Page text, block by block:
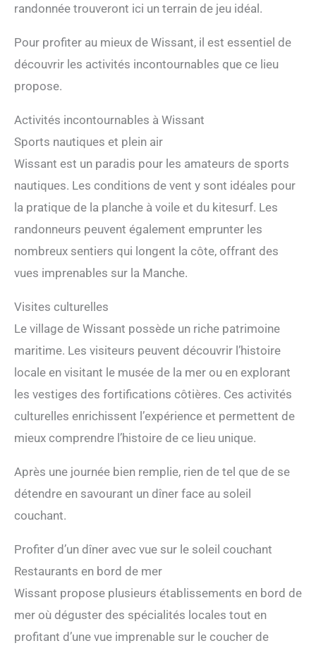
randonnée trouveront ici un terrain de jeu idéal.
Pour profiter au mieux de Wissant, il est essentiel de
découvrir les activités incontournables que ce lieu
propose.
Activités incontournables à Wissant
Sports nautiques et plein air
Wissant est un paradis pour les amateurs de sports
nautiques. Les conditions de vent y sont idéales pour
la pratique de la planche à voile et du kitesurf. Les
randonneurs peuvent également emprunter les
nombreux sentiers qui longent la côte, offrant des
vues imprenables sur la Manche.
Visites culturelles
Le village de Wissant possède un riche patrimoine
maritime. Les visiteurs peuvent découvrir l’histoire
locale en visitant le musée de la mer ou en explorant
les vestiges des fortifications côtières. Ces activités
culturelles enrichissent l’expérience et permettent de
mieux comprendre l’histoire de ce lieu unique.
Après une journée bien remplie, rien de tel que de se
détendre en savourant un dîner face au soleil
couchant.
Profiter d’un dîner avec vue sur le soleil couchant
Restaurants en bord de mer
Wissant propose plusieurs établissements en bord de
mer où déguster des spécialités locales tout en
profitant d’une vue imprenable sur le coucher de